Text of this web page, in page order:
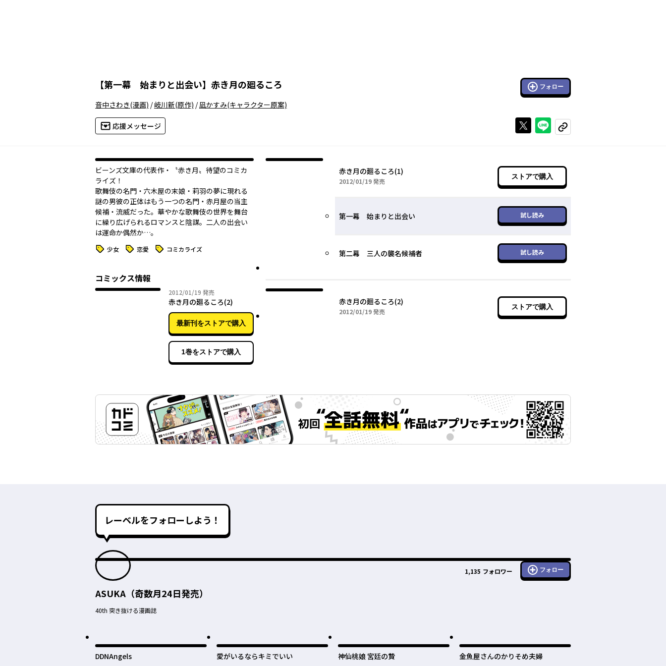
【第一幕 始まりと出会い】 赤き月の廻るころ フォロー
音中さわき(漫画) /岐川新(原作) /凪かすみ(キャラクター原案)
応援メッセージ Xで投稿するラインでシェアする
コピーする
ビーンズ文庫の代表作・〝赤き月〟待望のコミカ
ライズ！
歌舞伎の名門・六木屋の末娘・莉羽の夢に現れる
謎の男――彼の正体はもう一つの名門・赤月屋の当主
候補・流威だった。華やかな歌舞伎の世界を舞台
に繰り広げられるロマンスと陰謀。二人の出会い
は運命か偶然か…。
タグ 少女 タグ 恋愛 タグ コミカライズ
コミックス情報
2012/01/19 2012年01月19日
発売
赤き月の廻るころ(2)
最新刊をストアで購入
1巻をストアで購入
赤き月の廻るころ(1)
2012/01/192012年01月19日
発売
ストアで購入
第一幕 始まりと出会い 試し読み
第二幕 三人の襲名候補者 試し読み
赤き月の廻るころ(2)
2012/01/192012年01月19日
発売
ストアで購入
レーベルをフォローしよう！
1,135 フォロワー フォロー
ASUKA（奇数月24日発売）
40th 突き抜ける漫画誌
DDNAngels 愛がいるならキミでいい 神仙桃娘 宮廷の贄 金魚屋さんのかりそめ夫婦